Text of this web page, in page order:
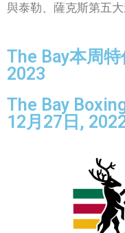
與泰勒、薩克斯第五大
The Bay本周
2023
The Bay
12月27日,